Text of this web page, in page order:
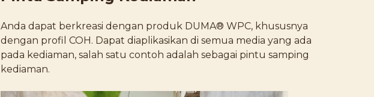
Anda dapat berkreasi dengan produk DUMA® WPC, khususnya
dengan profil COH. Dapat diaplikasikan di semua media yang ada
pada kediaman, salah satu contoh adalah sebagai pintu samping
kediaman.